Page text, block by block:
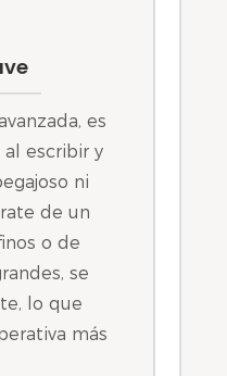
es
escribir y
ni
de un
o de
se
lo que
más